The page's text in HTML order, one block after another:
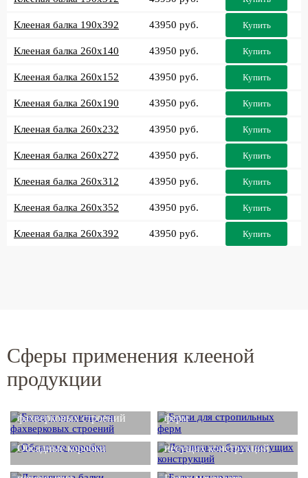
Клееная балка 190x392 43950 руб. Купить
Клееная балка 260x140 43950 руб. Купить
Клееная балка 260x152 43950 руб. Купить
Клееная балка 260x190 43950 руб. Купить
Клееная балка 260x232 43950 руб. Купить
Клееная балка 260x272 43950 руб. Купить
Клееная балка 260x312 43950 руб. Купить
Клееная балка 260x352 43950 руб. Купить
Клееная балка 260x392 43950 руб. Купить
Сферы применения клееной
продукции
фахверковых строений
ферм
Обсадные коробки
Деревянные балки
несущих конструкций
Деревянные балки